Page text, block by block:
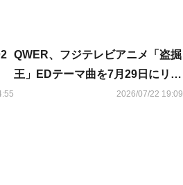
QWER、フジテレビアニメ「盗掘
王」EDテーマ曲を7月29日にリリ
ース！韓国語バージョンも2026/07/22 19:09